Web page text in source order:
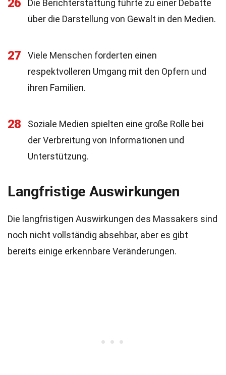
26
Die Berichterstattung führte zu einer Debatte
über die Darstellung von Gewalt in den Medien.
27
Viele Menschen forderten einen
respektvolleren Umgang mit den Opfern und
ihren Familien.
28
Soziale Medien spielten eine große Rolle bei
der Verbreitung von Informationen und
Unterstützung.
Langfristige Auswirkungen
Die langfristigen Auswirkungen des Massakers sind
noch nicht vollständig absehbar, aber es gibt
bereits einige erkennbare Veränderungen.